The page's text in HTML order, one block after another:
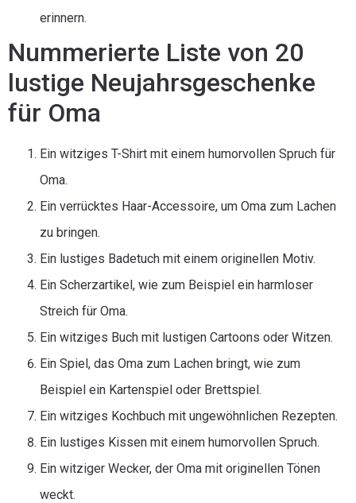
erinnern.
Nummerierte Liste von 20
lustige Neujahrsgeschenke
für Oma
Ein witziges T-Shirt mit einem humorvollen Spruch für
Oma.
Ein verrücktes Haar-Accessoire, um Oma zum Lachen
zu bringen.
Ein lustiges Badetuch mit einem originellen Motiv.
Ein Scherzartikel, wie zum Beispiel ein harmloser
Streich für Oma.
Ein witziges Buch mit lustigen Cartoons oder Witzen.
Ein Spiel, das Oma zum Lachen bringt, wie zum
Beispiel ein Kartenspiel oder Brettspiel.
Ein witziges Kochbuch mit ungewöhnlichen Rezepten.
Ein lustiges Kissen mit einem humorvollen Spruch.
Ein witziger Wecker, der Oma mit originellen Tönen
weckt.